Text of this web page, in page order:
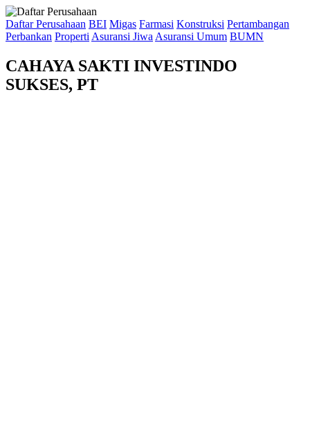
Daftar Perusahaan BEI Migas Farmasi Konstruksi Pertambangan
Perbankan Properti Asuransi Jiwa Asuransi Umum BUMN
CAHAYA SAKTI INVESTINDO
SUKSES, PT